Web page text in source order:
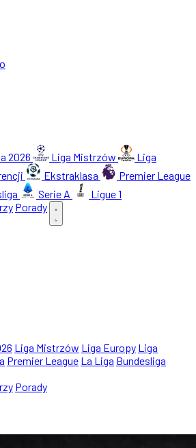
2026 Liga Mistrzów
Liga
Ekstraklasa
Premier League
Serie A
Ligue 1
Porady
Liga Mistrzów Liga Europy Liga
Premier League La Liga Bundesliga
Porady